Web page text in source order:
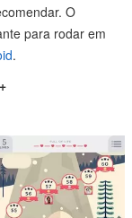
O
para rodar em
.